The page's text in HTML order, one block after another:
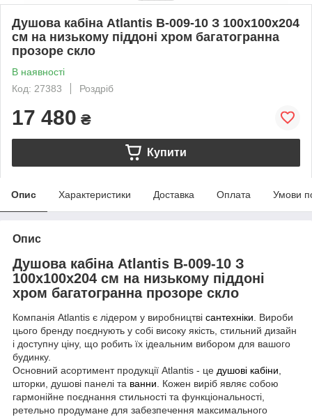
Душова кабіна Atlantis B-009-10 З 100х100х204
см на низькому піддоні хром багатогранна
прозоре скло
В наявності
Код: 27383
Роздріб
17 480 ₴
Купити
Опис Характеристики Доставка Оплата Умови
Опис
Душова кабіна Atlantis B-009-10 З
100х100х204 см на низькому піддоні
хром багатогранна прозоре скло
Компанія Atlantis є лідером у виробництві сантехніки. Вироби
цього бренду поєднують у собі високу якість, стильний дизайн
і доступну ціну, що робить їх ідеальним вибором для вашого
будинку.
Основний асортимент продукції Atlantis - це душові кабіни,
шторки, душові панелі та ванни. Кожен виріб являє собою
гармонійне поєднання стильності та функціональності,
ретельно продумане для забезпечення максимального